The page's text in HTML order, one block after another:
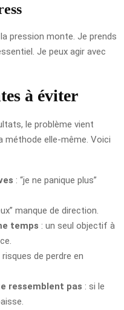
pression monte. Je prends
Je peux agir avec
à éviter
le problème vient
méthode elle-même. Voici
: “je ne panique plus”
manque de direction.
temps : un seul objectif à
risques de perdre en
ressemblent pas : si le